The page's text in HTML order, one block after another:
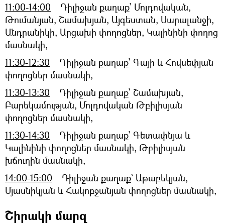
11:00-14:00 Դիլիջան քաղաք՝ Մոլդովական,
Թումանյան, Շամախյան, Այգեստան, Սարալանջի,
Անդրանիկի, Արցախի փողոցներ, Կալինինի փողոց
մասնակի,
11:30-12:30 Դիլիջան քաղաք՝ Գայի և Հովսեփյան
փողոցներ մասնակի,
11:30-13:30 Դիլիջան քաղաք՝ Շամախյան,
Բարեկամության, Մոլդովական Թբիլիսյան
փողոցներ մասնակի,
11:30-14:30 Դիլիջան քաղաք՝ Գետափնյա և
Կալինինի փողոցներ մասնակի, Թբիլիսյան
խճուղին մասնակի,
14:00-15:00 Դիլիջան քաղաք՝ Աթաբեկյան,
Մյասնիկյան և Հակոբջանյան փողոցներ մասնակի,
Շիրակի մարզ